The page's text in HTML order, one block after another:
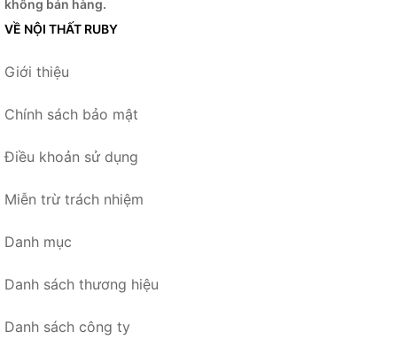
không bán hàng.
VỀ NỘI THẤT RUBY
Giới thiệu
Chính sách bảo mật
Điều khoản sử dụng
Miễn trừ trách nhiệm
Danh mục
Danh sách thương hiệu
Danh sách công ty